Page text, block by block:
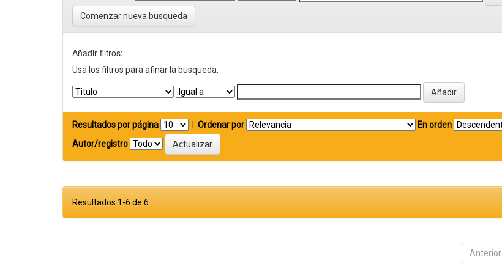
Comenzar nueva busqueda
Añadir filtros:
Usa los filtros para afinar la busqueda.
Resultados por página Ordenar por
En orden
Autor/registro
Resultados 1-6 de 6.
Anterior